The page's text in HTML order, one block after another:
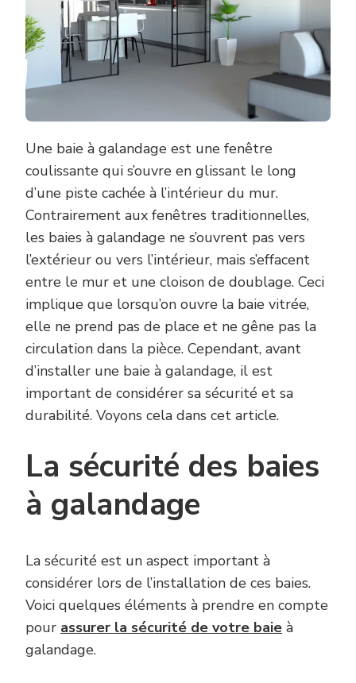
Une baie à galandage est une fenêtre
coulissante qui s’ouvre en glissant le long
d’une piste cachée à l’intérieur du mur.
Contrairement aux fenêtres traditionnelles,
les baies à galandage ne s’ouvrent pas vers
l’extérieur ou vers l’intérieur, mais s’effacent
entre le mur et une cloison de doublage. Ceci
implique que lorsqu’on ouvre la baie vitrée,
elle ne prend pas de place et ne gêne pas la
circulation dans la pièce. Cependant, avant
d’installer une baie à galandage, il est
important de considérer sa sécurité et sa
durabilité. Voyons cela dans cet article.
La sécurité des baies
à galandage
La sécurité est un aspect important à
considérer lors de l’installation de ces baies.
Voici quelques éléments à prendre en compte
pour assurer la sécurité de votre baie à
galandage.